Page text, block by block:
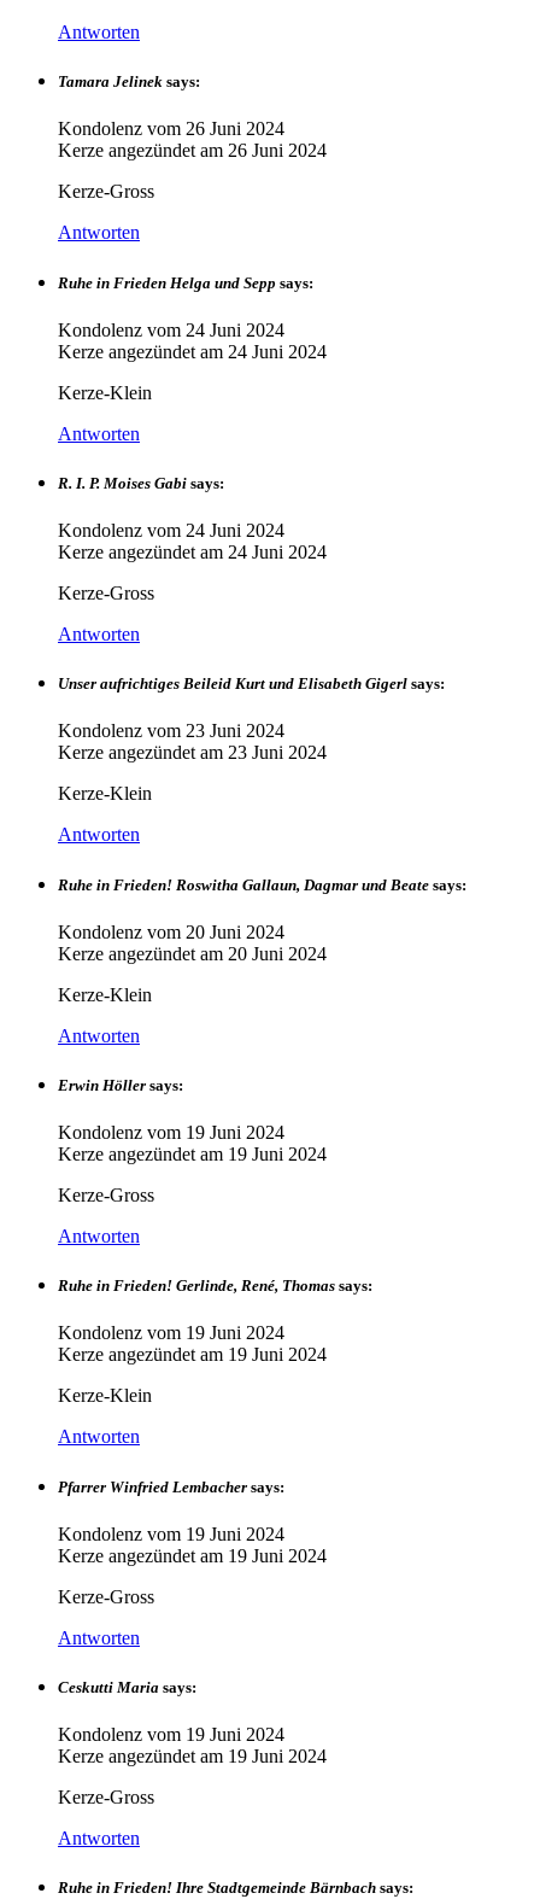
Antworten
Tamara Jelinek says:
Kondolenz vom 26 Juni 2024
Kerze angezündet am 26 Juni 2024
Kerze-Gross
Antworten
Ruhe in Frieden Helga und Sepp says:
Kondolenz vom 24 Juni 2024
Kerze angezündet am 24 Juni 2024
Kerze-Klein
Antworten
R. I. P. Moises Gabi says:
Kondolenz vom 24 Juni 2024
Kerze angezündet am 24 Juni 2024
Kerze-Gross
Antworten
Unser aufrichtiges Beileid Kurt und Elisabeth Gigerl says:
Kondolenz vom 23 Juni 2024
Kerze angezündet am 23 Juni 2024
Kerze-Klein
Antworten
Ruhe in Frieden! Roswitha Gallaun, Dagmar und Beate says:
Kondolenz vom 20 Juni 2024
Kerze angezündet am 20 Juni 2024
Kerze-Klein
Antworten
Erwin Höller says:
Kondolenz vom 19 Juni 2024
Kerze angezündet am 19 Juni 2024
Kerze-Gross
Antworten
Ruhe in Frieden! Gerlinde, René, Thomas says:
Kondolenz vom 19 Juni 2024
Kerze angezündet am 19 Juni 2024
Kerze-Klein
Antworten
Pfarrer Winfried Lembacher says:
Kondolenz vom 19 Juni 2024
Kerze angezündet am 19 Juni 2024
Kerze-Gross
Antworten
Ceskutti Maria says:
Kondolenz vom 19 Juni 2024
Kerze angezündet am 19 Juni 2024
Kerze-Gross
Antworten
Ruhe in Frieden! Ihre Stadtgemeinde Bärnbach says: